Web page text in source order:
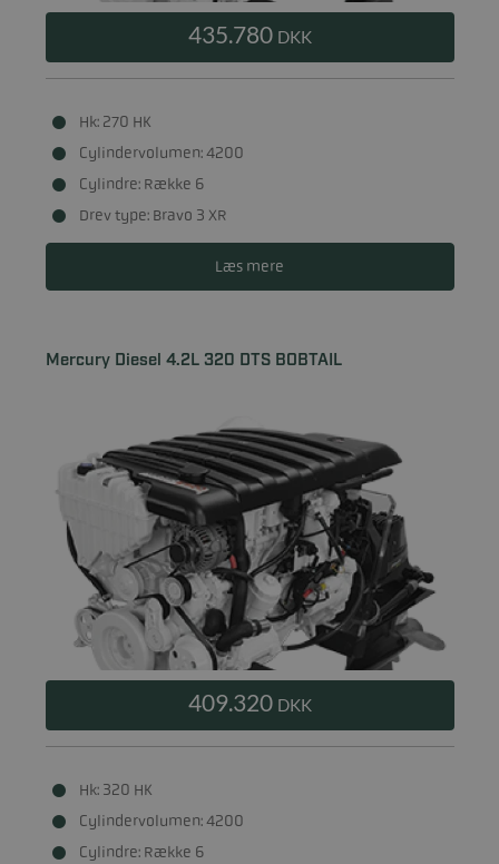
435.780 DKK
Hk: 270 HK
Cylindervolumen: 4200
Cylindre: Række 6
Drev type: Bravo 3 XR
Læs mere
Mercury Diesel 4.2L 320 DTS BOBTAIL
409.320 DKK
Hk: 320 HK
Cylindervolumen: 4200
Cylindre: Række 6